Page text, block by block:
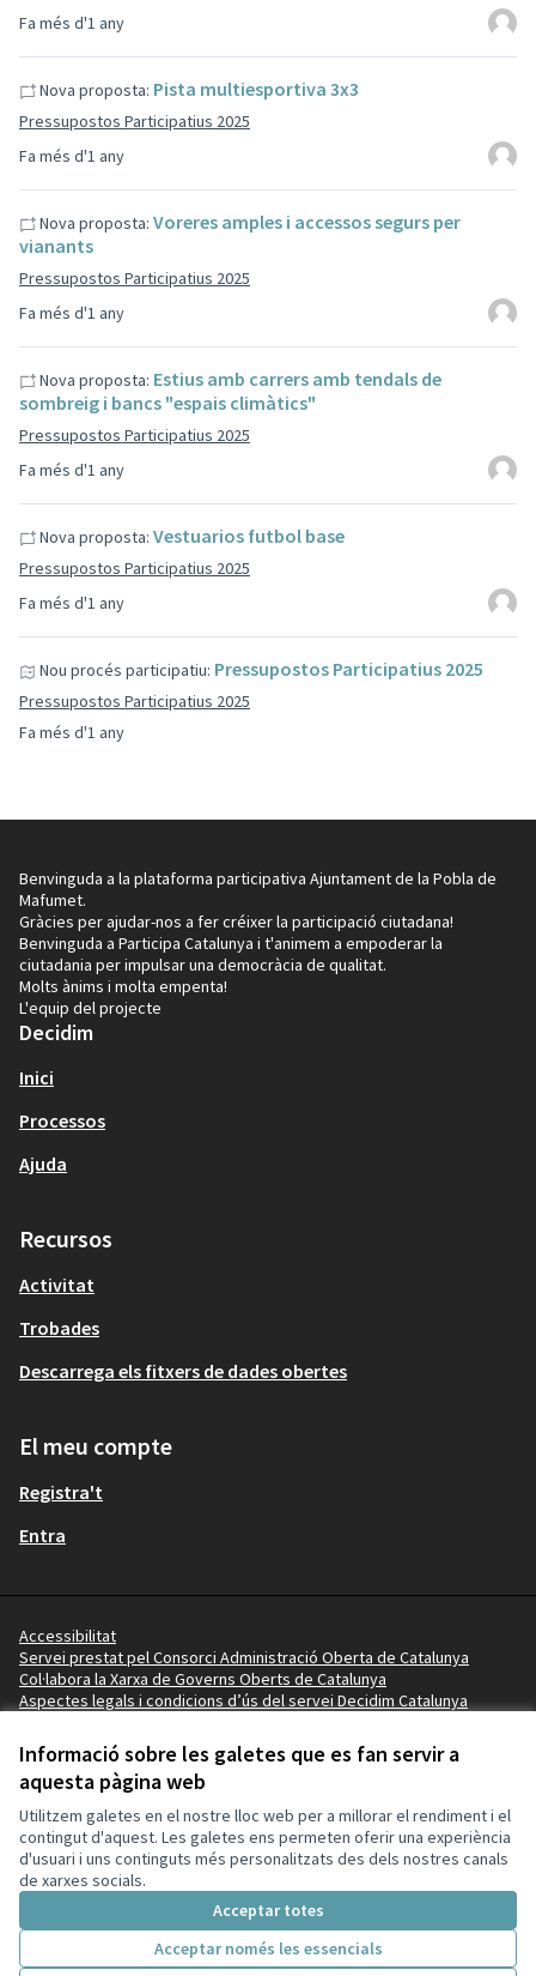
Informació sobre les galetes que es fan servir a
aquesta pàgina web
Utilitzem galetes en el nostre lloc web per a millorar el rendiment i el
contingut d'aquest. Les galetes ens permeten oferir una experiència
d'usuari i uns continguts més personalitzats des dels nostres canals
de xarxes socials.
Acceptar totes
Acceptar només les essencials
Fa més d'1 any
Fa més d'1 any
Nova proposta: Pista multiesportiva 3x3
Pressupostos Participatius 2025
Fa més d'1 any
Nova proposta: Voreres amples i accessos segurs per
vianants
Pressupostos Participatius 2025
Fa més d'1 any
Nova proposta: Estius amb carrers amb tendals de
sombreig i bancs "espais climàtics"
Pressupostos Participatius 2025
Fa més d'1 any
Nova proposta: Vestuarios futbol base
Pressupostos Participatius 2025
Fa més d'1 any
Nou procés participatiu: Pressupostos Participatius 2025
Pressupostos Participatius 2025
Benvinguda a la plataforma participativa Ajuntament de la Pobla de
Mafumet.
Gràcies per ajudar-nos a fer créixer la participació ciutadana!
Benvinguda a Participa Catalunya i t'animem a empoderar la
ciutadania per impulsar una democràcia de qualitat.
Molts ànims i molta empenta!
L'equip del projecte
Decidim
Inici
Processos
Ajuda
Recursos
Activitat
Trobades
Descarrega els fitxers de dades obertes
El meu compte
Registra't
Entra
Accessibilitat
Servei prestat pel Consorci Administració Oberta de Catalunya
Col·labora la Xarxa de Governs Oberts de Catalunya
Aspectes legals i condicions d’ús del servei Decidim Catalunya
Termes i condicions
Configuració de les galetes
Ajuntament de la Pobla de Mafumet a X
(Enllaç extern)
Ajuntament de la Pobla de Mafumet a Facebook
(Enllaç extern)
Ajuntament de la Pobla de Mafumet a Instagram
(Enllaç extern)
Ajuntament de la Pobla de Mafumet a YouTube
(Enllaç extern)
Ajuntament de la Pobla de Mafumet a GitHub
(Enllaç extern)
Web creada amb
(Enllaç extern)
Amb
(Enllaç